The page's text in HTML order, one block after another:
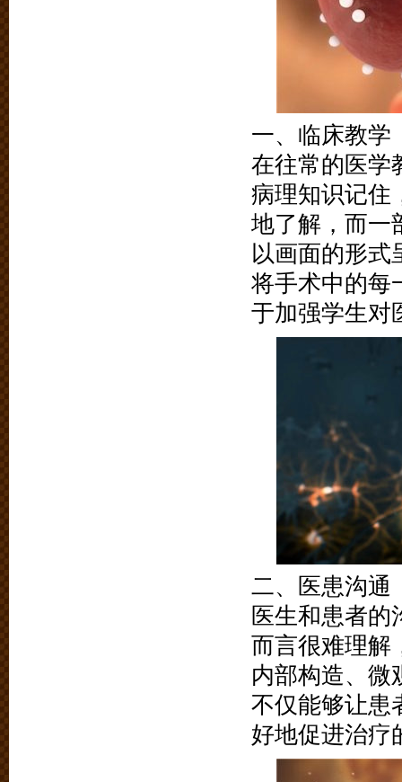
一、临床教学
在往常的医学
病理知识记住
地了解，而一
以画面的形式
将手术中的每
于加强学生对
二、医患沟通
医生和患者
而言很难理解
内部构造、微
不仅能够让患
好地促进治疗